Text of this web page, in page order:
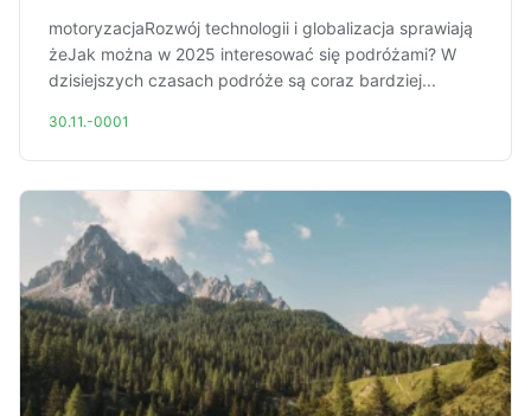
motoryzacjaRozwój technologii i globalizacja sprawiają
żeJak można w 2025 interesować się podróżami? W
dzisiejszych czasach podróże są coraz bardziej...
30.11.-0001